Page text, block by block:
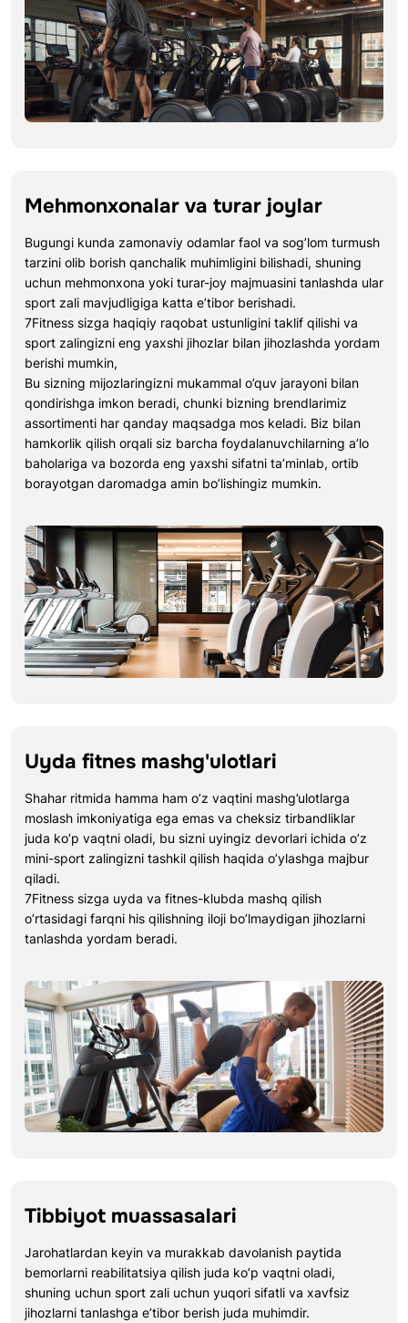
Mehmonxonalar va turar joylar
Bugungi kunda zamonaviy odamlar faol va sog’lom turmush
tarzini olib borish qanchalik muhimligini bilishadi, shuning
uchun mehmonxona yoki turar-joy majmuasini tanlashda ular
sport zali mavjudligiga katta e’tibor berishadi.
7Fitness sizga haqiqiy raqobat ustunligini taklif qilishi va
sport zalingizni eng yaxshi jihozlar bilan jihozlashda yordam
berishi mumkin,
Bu sizning mijozlaringizni mukammal o’quv jarayoni bilan
qondirishga imkon beradi, chunki bizning brendlarimiz
assortimenti har qanday maqsadga mos keladi. Biz bilan
hamkorlik qilish orqali siz barcha foydalanuvchilarning a’lo
baholariga va bozorda eng yaxshi sifatni ta’minlab, ortib
borayotgan daromadga amin bo’lishingiz mumkin.
Uyda fitnes mashg'ulotlari
Shahar ritmida hamma ham o’z vaqtini mashg’ulotlarga
moslash imkoniyatiga ega emas va cheksiz tirbandliklar
juda ko’p vaqtni oladi, bu sizni uyingiz devorlari ichida o’z
mini-sport zalingizni tashkil qilish haqida o’ylashga majbur
qiladi.
7Fitness sizga uyda va fitnes-klubda mashq qilish
o’rtasidagi farqni his qilishning iloji bo’lmaydigan jihozlarni
tanlashda yordam beradi.
Tibbiyot muassasalari
Jarohatlardan keyin va murakkab davolanish paytida
bemorlarni reabilitatsiya qilish juda ko’p vaqtni oladi,
shuning uchun sport zali uchun yuqori sifatli va xavfsiz
jihozlarni tanlashga e’tibor berish juda muhimdir.